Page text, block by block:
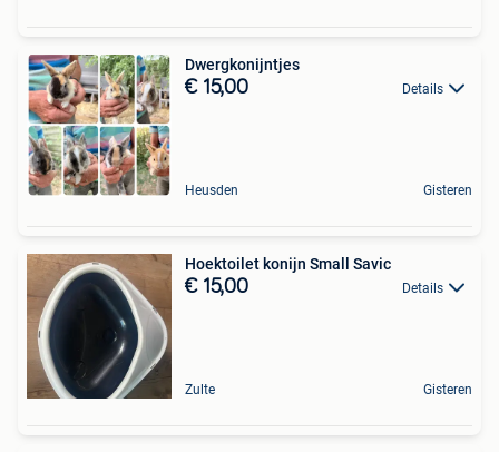
Dwergkonijntjes
€ 15,00 Details
Heusden Gisteren
Hoektoilet konijn Small Savic
€ 15,00 Details
Zulte Gisteren